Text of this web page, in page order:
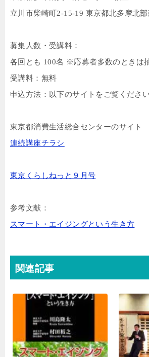
立川市柴崎町2-15-19 東京都北多摩北
募集人数・受講料：
各回とも 100名 ※応募者多数のときは
受講料：無料
申込方法：以下のサイトをご覧ください
東京都消費生活総合センターのサイト
連続講座チラシ
東京くらしねっと９月号
参考文献：
スマート・エイジングという生き方
関連記事